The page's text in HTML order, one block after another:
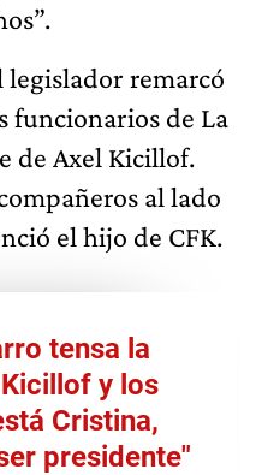
legislador remarcó
funcionarios de La
de Axel Kicillof.
al lado
el hijo de CFK.
tensa la
y los
Cristina,
presidente"